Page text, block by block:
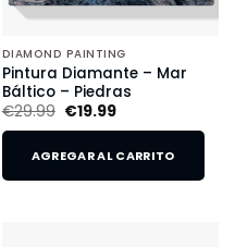
DIAMOND PAINTING
Pintura Diamante – Mar
Báltico – Piedras
€29.99 €19.99
AGREGAR AL CARRITO